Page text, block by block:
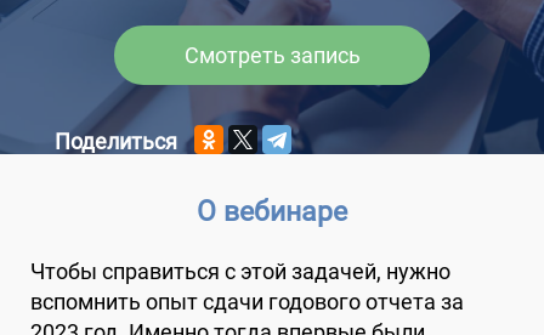
Смотреть запись
Поделиться
О вебинаре
Чтобы справиться с этой задачей, нужно
вспомнить опыт сдачи годового отчета за